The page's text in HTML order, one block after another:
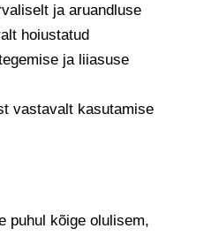
ja aruandluse
hoiustatud
ja liiasuse
vastavalt kasutamise
puhul kõige olulisem,